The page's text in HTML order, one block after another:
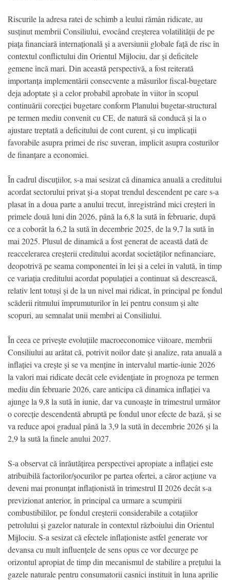
Riscurile la adresa ratei de schimb a leului rămân ridicate, au
susținut membrii Consiliului, evocând creșterea volatilității de pe
piața financiară internațională și a aversiunii globale față de risc în
contextul conflictului din Orientul Mijlociu, dar și deficitele
gemene încă mari. Din această perspectivă, a fost reiterată
importanța implementării consecvente a măsurilor fiscal-bugetare
deja adoptate și a celor probabil aprobate în viitor în scopul
continuării corecției bugetare conform Planului bugetar-structural
pe termen mediu convenit cu CE, de natură să conducă și la o
ajustare treptată a deficitului de cont curent, și cu implicații
favorabile asupra primei de risc suveran, implicit asupra costurilor
de finanțare a economiei.
În cadrul discuțiilor, s-a mai sesizat că dinamica anuală a creditului
acordat sectorului privat și-a stopat trendul descendent pe care s-a
plasat în a doua parte a anului trecut, înregistrând mici creșteri în
primele două luni din 2026, până la 6,8 la sută în februarie, după
ce a coborât la 6,2 la sută în decembrie 2025, de la 9,7 la sută în
mai 2025. Plusul de dinamică a fost generat de această dată de
reaccelerarea creșterii creditului acordat societăților nefinanciare,
deopotrivă pe seama componentei în lei și a celei în valută, în timp
ce variația creditului acordat populației a continuat să descrească,
relativ lent totuși și de la un nivel mai ridicat, în principal pe fondul
scăderii ritmului împrumuturilor în lei pentru consum și alte
scopuri, au semnalat unii membri ai Consiliului.
În ceea ce privește evoluțiile macroeconomice viitoare, membrii
Consiliului au arătat că, potrivit noilor date și analize, rata anuală a
inflației va crește și se va menține în intervalul martie-iunie 2026
la valori mai ridicate decât cele evidențiate în prognoza pe termen
mediu din februarie 2026, care anticipa că dinamica inflației va
ajunge la 9,8 la sută în iunie, dar va cunoaște în trimestrul următor
o corecție descendentă abruptă pe fondul unor efecte de bază, și se
va reduce apoi gradual până la 3,9 la sută în decembrie 2026 și la
2,9 la sută la finele anului 2027.
S-a observat că înrăutățirea perspectivei apropiate a inflației este
atribuibilă factorilor/șocurilor pe partea ofertei, a căror acțiune va
deveni mai pronunțat inflaționistă în trimestrul II 2026 decât s-a
previzionat anterior, în principal ca urmare a scumpirii
combustibililor, pe fondul creșterii considerabile a cotațiilor
petrolului și gazelor naturale în contextul războiului din Orientul
Mijlociu. S-a sesizat că efectele inflaționiste astfel generate vor
devansa cu mult influențele de sens opus ce vor decurge pe
orizontul apropiat de timp din mecanismul de stabilire a prețului la
gazele naturale pentru consumatorii casnici instituit în luna aprilie